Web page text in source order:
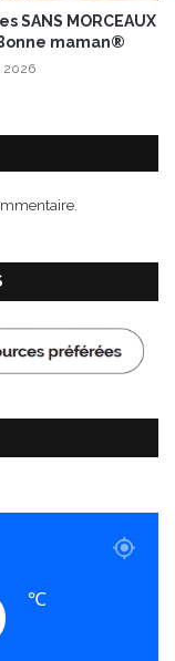
SANS MORCEAUX
maman®
2026
℃